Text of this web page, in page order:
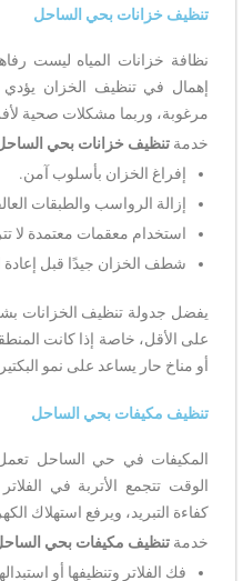
تنظيف خزانات بحي الساحل
نظافة خزانات المياه ليست
إهمال في تنظيف الخزان يؤدي
مرغوبة، وربما مشكلات صحية
خدمةتنظيف خزانات بحي
إفراغ الخزان بأسلوب آمن.
إزالة الرواسب والطبقات
استخدام معقمات معتمدة لا
شطف الخزان جيدًا قبل إعادة
يفضل جدولة تنظيف الخزانات
على الأقل، خاصة إذا كانت
أو مناخ حار يساعد على نمو
تنظيف مكيفات بحي الساحل
المكيفات في حي الساحل
الوقت تتجمع الأتربة في
كفاءة التبريد، ويرفع استهلاك
خدمةتنظيف مكيفات بحي
فك الفلاتر وتنظيفها أو